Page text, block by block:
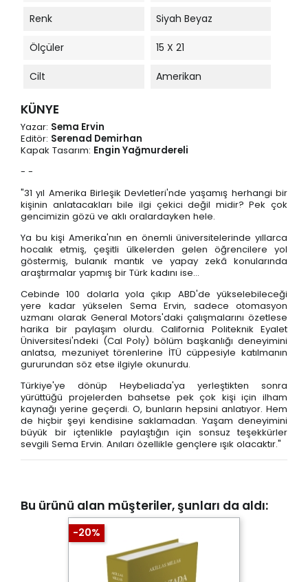
Renk Siyah Beyaz
Ölçüler 15 X 21
Cilt Amerikan
KÜNYE
Yazar: Sema Ervin
Editör: Serenad Demirhan
Kapak Tasarım: Engin Yağmurdereli
- -
"31 yıl Amerika Birleşik Devletleri'nde yaşamış herhangi bir
kişinin anlatacakları bile ilgi çekici değil midir? Pek çok
gencimizin gözü ve aklı oralardayken hele.
Ya bu kişi Amerika'nın en önemli üniversitelerinde yıllarca
hocalık etmiş, çeşitli ülkelerden gelen öğrencilere yol
göstermiş, bulanık mantık ve yapay zekâ konularında
araştırmalar yapmış bir Türk kadını ise...
Cebinde 100 dolarla yola çıkıp ABD'de yükselebileceği
yere kadar yükselen Sema Ervin, sadece otomasyon
uzmanı olarak General Motors'daki çalışmalarını özetlese
harika bir paylaşım olurdu. California Politeknik Eyalet
Üniversitesi'ndeki (Cal Poly) bölüm başkanlığı deneyimini
anlatsa, mezuniyet törenlerine İTÜ cüppesiyle katılmanın
gururundan söz etse ilgiyle okunurdu.
Türkiye'ye dönüp Heybeliada'ya yerleştikten sonra
yürüttüğü projelerden bahsetse pek çok kişi için ilham
kaynağı yerine geçerdi. O, bunların hepsini anlatıyor. Hem
de hiçbir şeyi kendisine saklamadan. Yaşam deneyimini
büyük bir içtenlikle paylaştığın için sonsuz teşekkürler
sevgili Sema Ervin. Anıları özellikle gençlere ışık olacaktır."
Bu ürünü alan müşteriler, şunları da aldı:
-20%